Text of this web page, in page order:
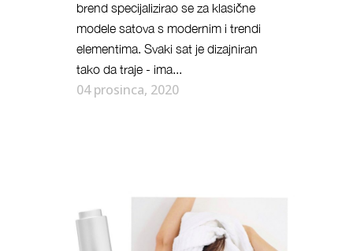
brend specijalizirao se za klasične
modele satova s modernim i trendi
elementima. Svaki sat je dizajniran
tako da traje - ima...
04 prosinca, 2020